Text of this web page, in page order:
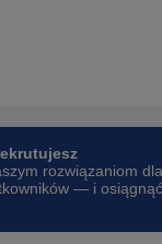
rozwiązaniom dla
— i osiągnąć